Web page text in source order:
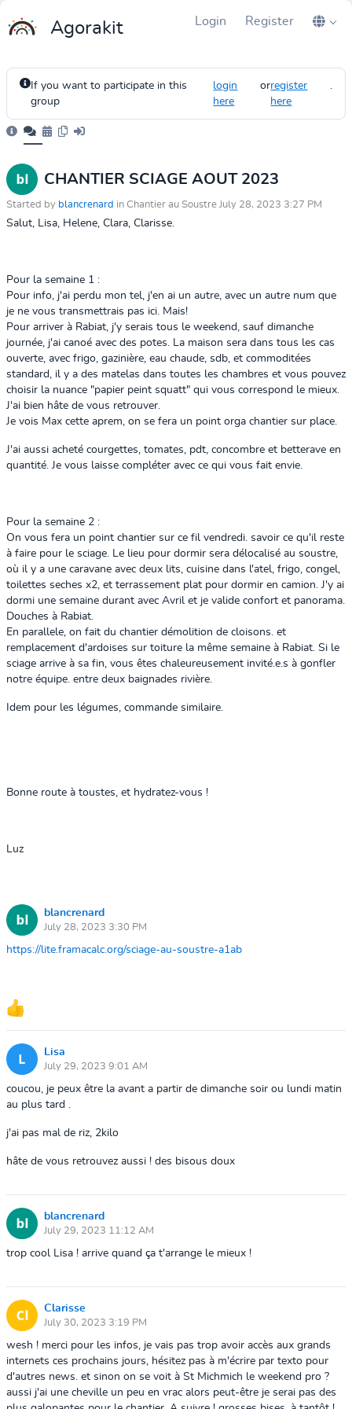
Agorakit Login Register
If you want to participate in this
group
login
here
orregister
here
.
CHANTIER SCIAGE AOUT 2023
Started by blancrenard in Chantier au Soustre July 28, 2023 3:27 PM
Salut, Lisa, Helene, Clara, Clarisse.
Pour la semaine 1 :
Pour info, j'ai perdu mon tel, j'en ai un autre, avec un autre num que
je ne vous transmettrais pas ici. Mais!
Pour arriver à Rabiat, j'y serais tous le weekend, sauf dimanche
journée, j'ai canoé avec des potes. La maison sera dans tous les cas
ouverte, avec frigo, gazinière, eau chaude, sdb, et commoditées
standard, il y a des matelas dans toutes les chambres et vous pouvez
choisir la nuance "papier peint squatt" qui vous correspond le mieux.
J'ai bien hâte de vous retrouver.
Je vois Max cette aprem, on se fera un point orga chantier sur place.
J'ai aussi acheté courgettes, tomates, pdt, concombre et betterave en
quantité. Je vous laisse compléter avec ce qui vous fait envie.
Pour la semaine 2 :
On vous fera un point chantier sur ce fil vendredi. savoir ce qu'il reste
à faire pour le sciage. Le lieu pour dormir sera délocalisé au soustre,
où il y a une caravane avec deux lits, cuisine dans l'atel, frigo, congel,
toilettes seches x2, et terrassement plat pour dormir en camion. J'y ai
dormi une semaine durant avec Avril et je valide confort et panorama.
Douches à Rabiat.
En parallele, on fait du chantier démolition de cloisons. et
remplacement d'ardoises sur toiture la même semaine à Rabiat. Si le
sciage arrive à sa fin, vous êtes chaleureusement invité.e.s à gonfler
notre équipe. entre deux baignades rivière.
Idem pour les légumes, commande similaire.
Bonne route à toustes, et hydratez-vous !
Luz
blancrenard
July 28, 2023 3:30 PM
https://lite.framacalc.org/sciage-au-soustre-a1ab
Lisa
July 29, 2023 9:01 AM
coucou, je peux être la avant a partir de dimanche soir ou lundi matin
au plus tard .
j'ai pas mal de riz, 2kilo
hâte de vous retrouvez aussi ! des bisous doux
blancrenard
July 29, 2023 11:12 AM
trop cool Lisa ! arrive quand ça t'arrange le mieux !
Clarisse
July 30, 2023 3:19 PM
wesh ! merci pour les infos, je vais pas trop avoir accès aux grands
internets ces prochains jours, hésitez pas à m'écrire par texto pour
d'autres news. et sinon on se voit à St Michmich le weekend pro ?
aussi j'ai une cheville un peu en vrac alors peut-être je serai pas des